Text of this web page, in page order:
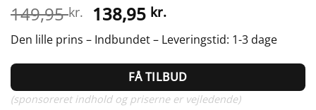
149,95kr. Den
oprindelige
pris
var:
149,95 kr..
138,95 kr.Den
aktuelle
pris
er:
138,95 kr..
Den lille prins – Indbundet – Leveringstid: 1-3 dage
FÅ TILBUD
(sponsoreret indhold og priserne er vejledende)